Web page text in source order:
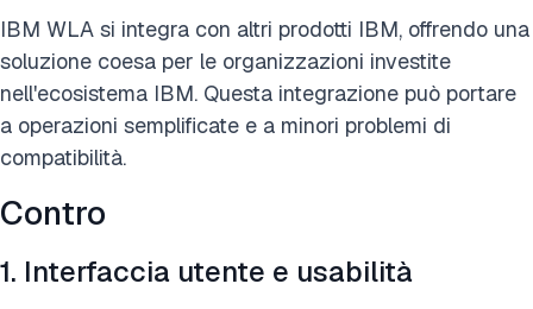
IBM WLA si integra con altri prodotti IBM, offrendo una
soluzione coesa per le organizzazioni investite
nell'ecosistema IBM. Questa integrazione può portare
a operazioni semplificate e a minori problemi di
compatibilità.
Contro
1. Interfaccia utente e usabilità